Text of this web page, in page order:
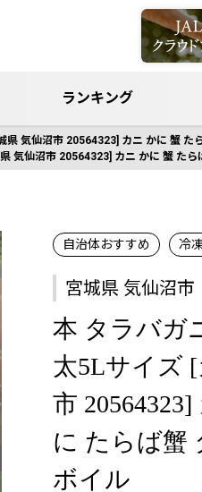
ランキング
気仙沼市 20564323] カニ かに 蟹 た
気仙沼市 20564323] カニ かに 蟹 た
自治体おすすめ 冷
宮城県 気仙沼市
本 タラバガ
太5Lサイズ
市
に たらば蟹
ボイル